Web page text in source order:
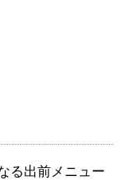
る出前メニュー